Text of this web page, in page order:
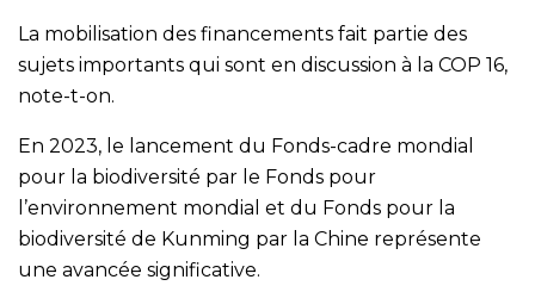
La mobilisation des financements fait partie des
sujets importants qui sont en discussion à la COP 16,
note-t-on.
En 2023, le lancement du Fonds-cadre mondial
pour la biodiversité par le Fonds pour
l’environnement mondial et du Fonds pour la
biodiversité de Kunming par la Chine représente
une avancée significative.